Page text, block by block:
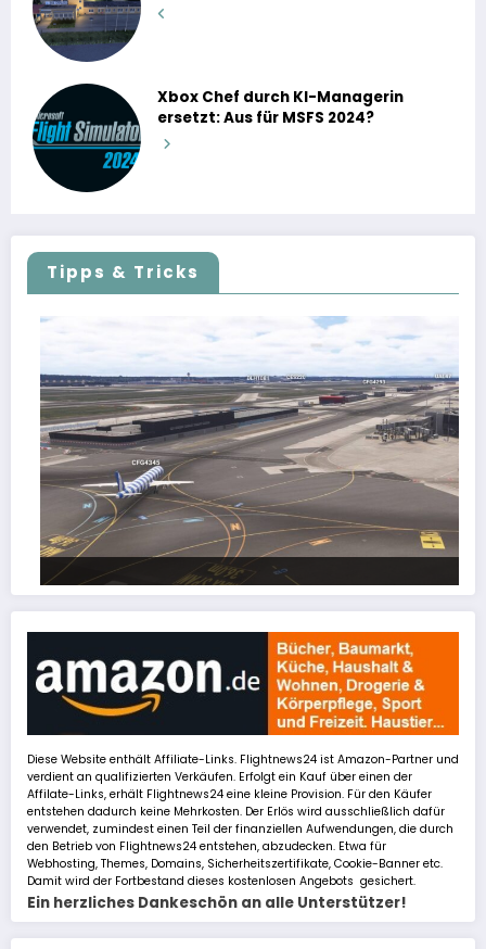
Xbox Chef durch KI-Managerin
ersetzt: Aus für MSFS 2024?
Tipps & Tricks
FSLTL Traffic: Tipps und Tricks, damit es klappt!
Diese Website enthält Affiliate-Links. Flightnews24 ist Amazon-Partner und
verdient an qualifizierten Verkäufen. Erfolgt ein Kauf über einen der
Affilate-Links, erhält Flightnews24 eine kleine Provision. Für den Käufer
entstehen dadurch keine Mehrkosten. Der Erlös wird ausschließlich dafür
verwendet, zumindest einen Teil der finanziellen Aufwendungen, die durch
den Betrieb von Flightnews24 entstehen, abzudecken. Etwa für
Webhosting, Themes, Domains, Sicherheitszertifikate, Cookie-Banner etc.
Damit wird der Fortbestand dieses kostenlosen Angebots gesichert.
Ein herzliches Dankeschön an alle Unterstützer!